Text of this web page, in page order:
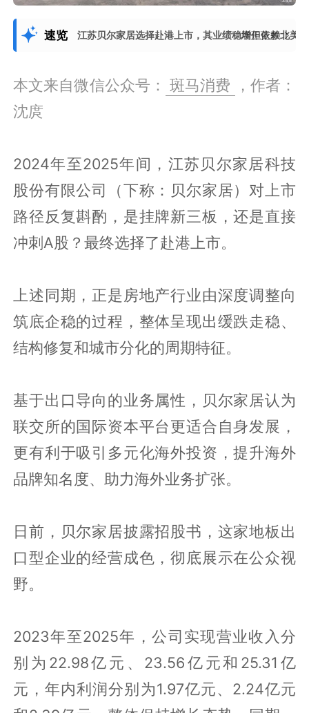
速览 江苏贝尔家居选择赴港上市，其业绩稳增但依赖北美
展开更多
本文来自微信公众号： 斑马消费
，作者：
沈庹
2024年至2025年间，江苏贝尔家居科技
股份有限公司（下称：贝尔家居）对上市
路径反复斟酌，是挂牌新三板，还是直接
冲刺A股？最终选择了赴港上市。
上述同期，正是房地产行业由深度调整向
筑底企稳的过程，整体呈现出缓跌走稳、
结构修复和城市分化的周期特征。
基于出口导向的业务属性，贝尔家居认为
联交所的国际资本平台更适合自身发展，
更有利于吸引多元化海外投资，提升海外
品牌知名度、助力海外业务扩张。
日前，贝尔家居披露招股书，这家地板出
口型企业的经营成色，彻底展示在公众视
野。
2023年至2025年，公司实现营业收入分
别为22.98亿元、23.56亿元和25.31亿
元，年内利润分别为1.97亿元、2.24亿元